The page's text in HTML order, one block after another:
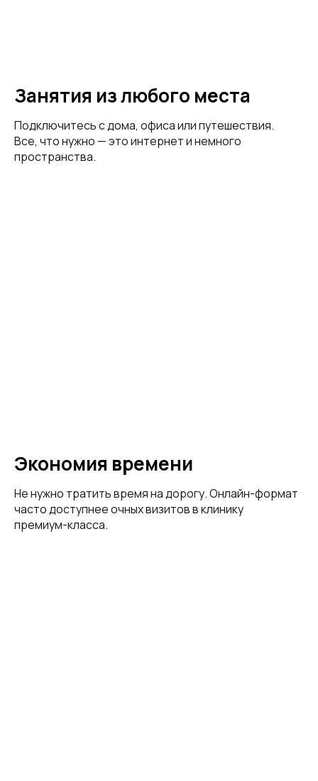
Занятия из любого места
Подключитесь с дома, офиса или путешествия.
Все, что нужно — это интернет и немного
пространства.
Экономия времени
Не нужно тратить время на дорогу. Онлайн-формат
часто доступнее очных визитов в клинику
премиум-класса.